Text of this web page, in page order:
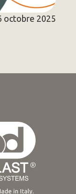
octobre 2025